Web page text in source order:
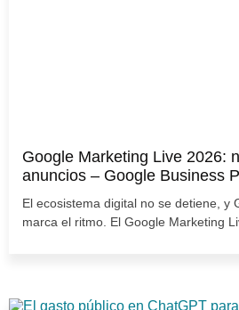
Google Marketing Live 2026:
anuncios – Google Business
El ecosistema digital no se detiene, y
marca el ritmo. El Google Marketing